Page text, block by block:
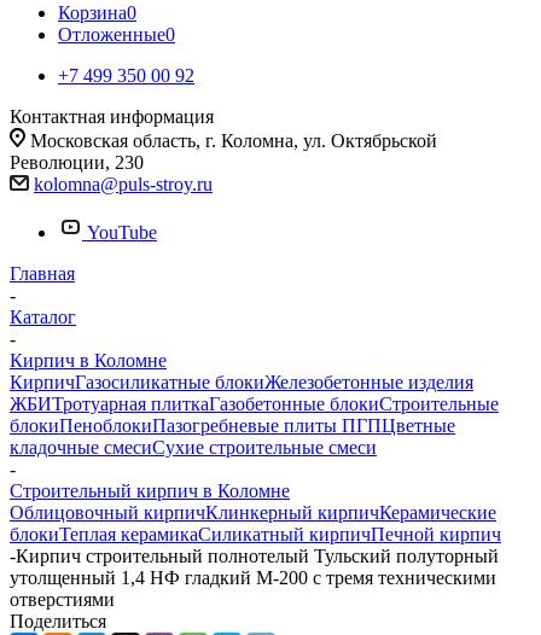
Корзина0
Отложенные0
+7 499 350 00 92
Контактная информация
Московская область, г. Коломна, ул. Октябрьской
Революции, 230
kolomna@puls-stroy.ru
YouTube
Главная
-
Каталог
-
Кирпич в Коломне
КирпичГазосиликатные блокиЖелезобетонные изделия
ЖБИТротуарная плиткаГазобетонные блокиСтроительные
блокиПеноблокиПазогребневые плиты ПГПЦветные
кладочные смесиСухие строительные смеси
-
Строительный кирпич в Коломне
Облицовочный кирпичКлинкерный кирпичКерамические
блокиТеплая керамикаСиликатный кирпичПечной кирпич
-Кирпич строительный полнотелый Тульский полуторный
утолщенный 1,4 НФ гладкий М-200 с тремя техническими
отверстиями
Поделиться